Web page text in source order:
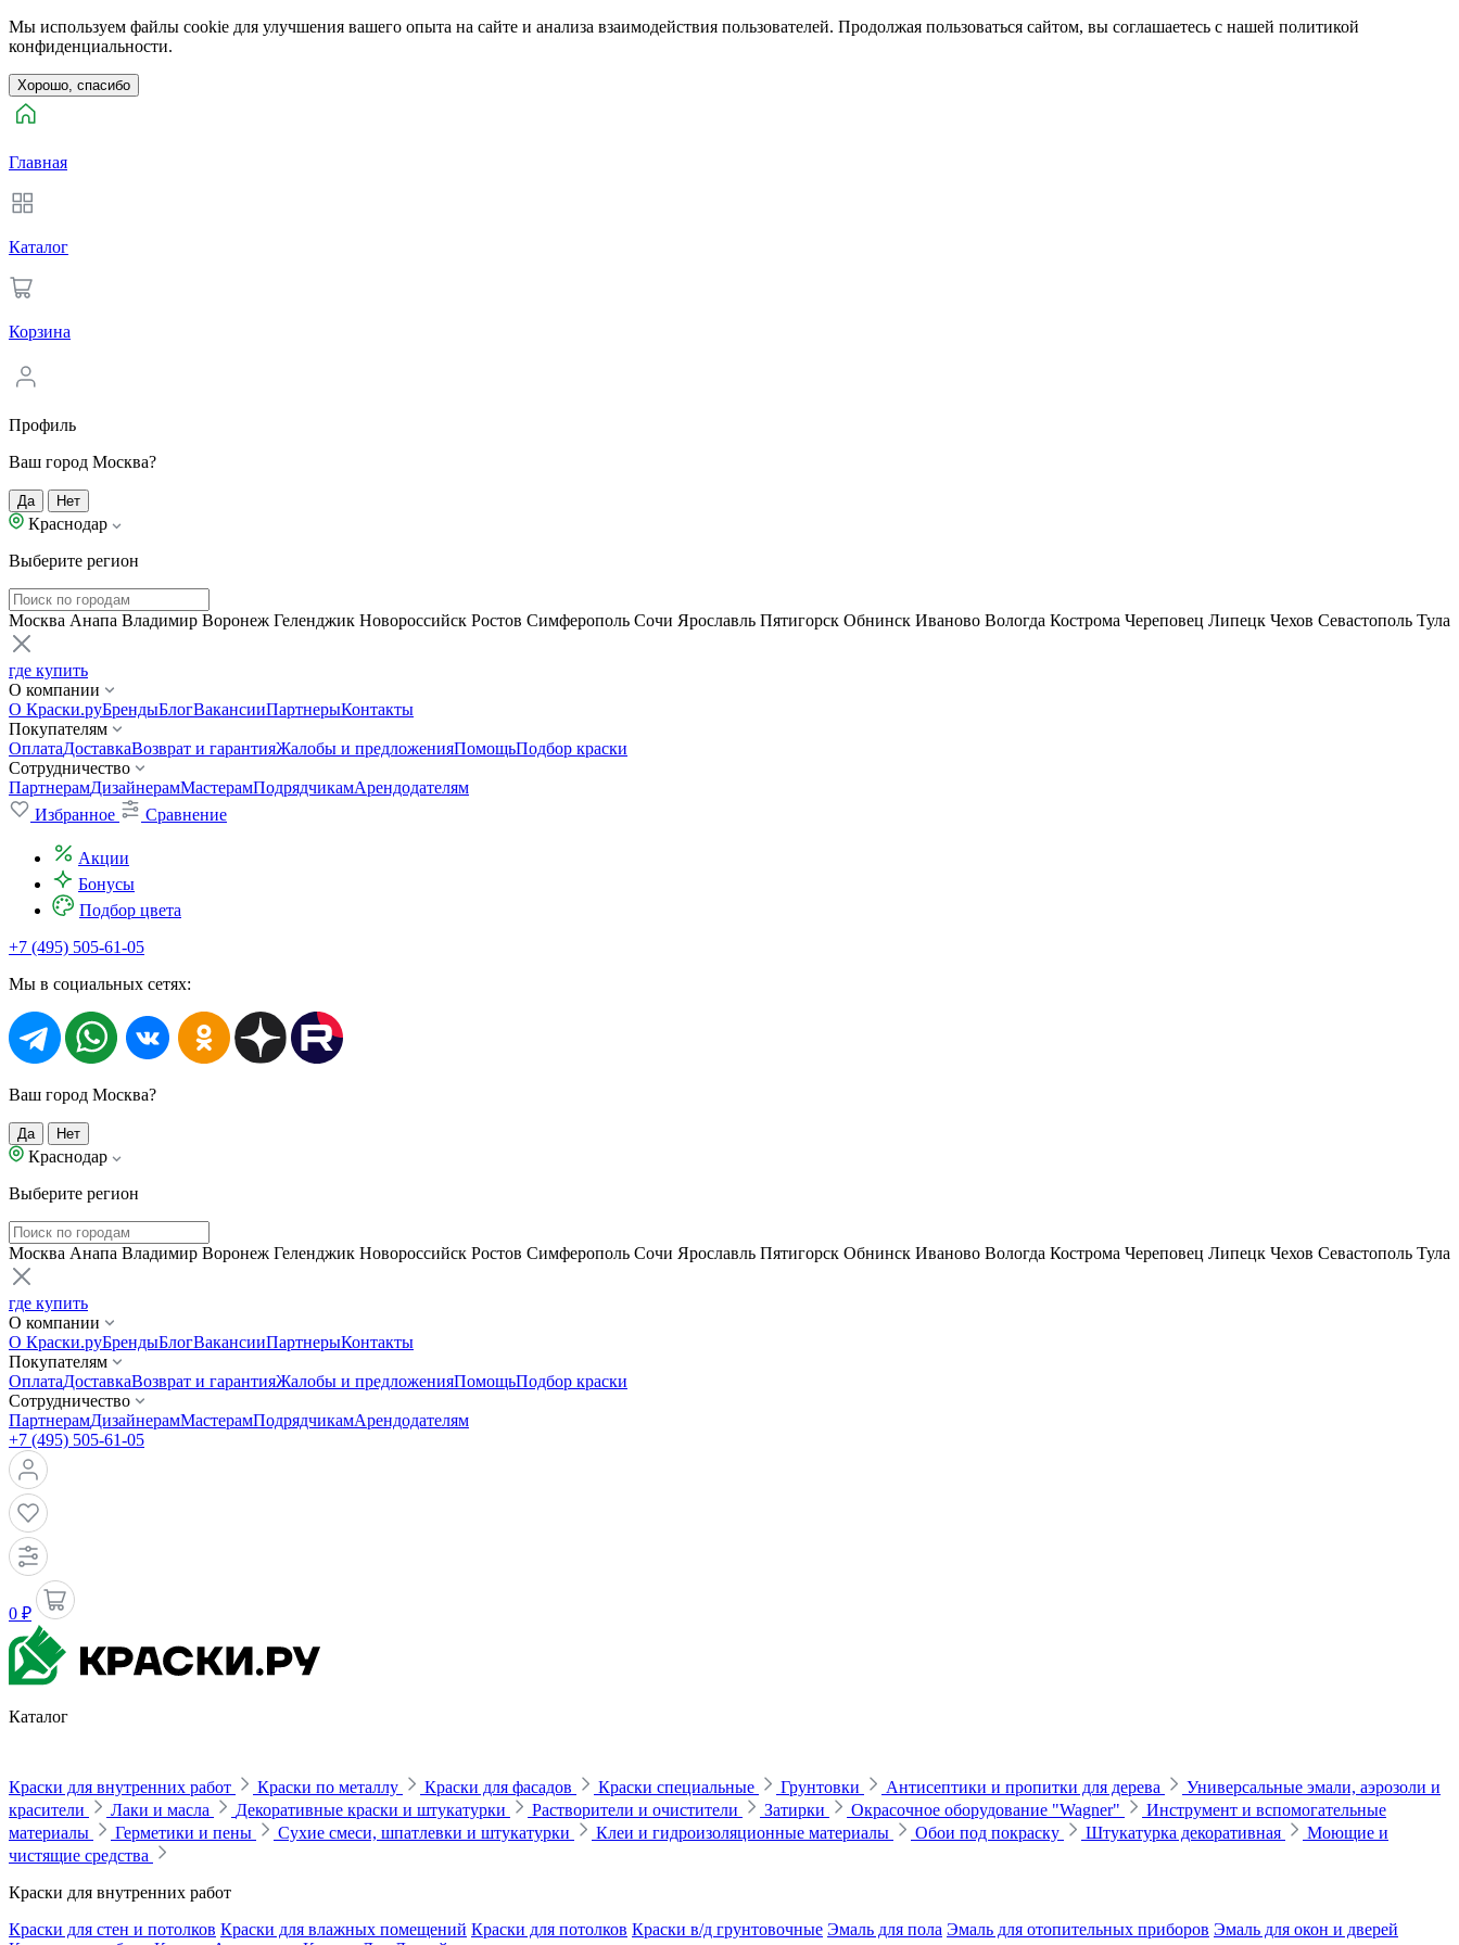
Мы используем файлы cookie для улучшения вашего опыта на сайте и анализа взаимодействия пользователей. Продолжая пользоваться сайтом, вы соглашаетесь с нашей политикой
конфиденциальности.
Хорошо, спасибо
Главная
Каталог
Корзина
Профиль
Ваш город Москва?
Да Нет
Краснодар
Выберите регион
Москва Анапа Владимир Воронеж Геленджик Новороссийск Ростов Симферополь Сочи Ярославль Пятигорск Обнинск Иваново Вологда Кострома Череповец Липецк Чехов Севастополь Тула
где купить
О компании
О Краски.руБрендыБлогВакансииПартнерыКонтакты
Покупателям
ОплатаДоставкаВозврат и гарантияЖалобы и предложенияПомощьПодбор краски
Сотрудничество
ПартнерамДизайнерамМастерамПодрядчикамАрендодателям
Избранное
Сравнение
Акции
Бонусы
Подбор цвета
+7 (495) 505-61-05
Мы в социальных сетях:
Ваш город Москва?
Да Нет
Краснодар
Выберите регион
Москва Анапа Владимир Воронеж Геленджик Новороссийск Ростов Симферополь Сочи Ярославль Пятигорск Обнинск Иваново Вологда Кострома Череповец Липецк Чехов Севастополь Тула
где купить
О компании
О Краски.руБрендыБлогВакансииПартнерыКонтакты
Покупателям
ОплатаДоставкаВозврат и гарантияЖалобы и предложенияПомощьПодбор краски
Сотрудничество
ПартнерамДизайнерамМастерамПодрядчикамАрендодателям
+7 (495) 505-61-05
0 ₽
Каталог
Краски для внутренних работ Краски по металлу Краски для фасадов Краски специальные Грунтовки Антисептики и пропитки для дерева
Универсальные эмали, аэрозоли и
красители
Лаки и масла Декоративные краски и штукатурки Растворители и очистители Затирки Окрасочное оборудование "Wagner"
Инструмент и вспомогательные
материалы
Герметики и пены Сухие смеси, шпатлевки и штукатурки Клеи и гидроизоляционные материалы Обои под покраску Штукатурка декоративная
Моющие и
чистящие средства
Краски для внутренних работ
Краски для стен и потолков Краски для влажных помещений Краски для потолков Краски в/д грунтовочные Эмаль для пола Эмаль для отопительных приборов Эмаль для окон и дверей